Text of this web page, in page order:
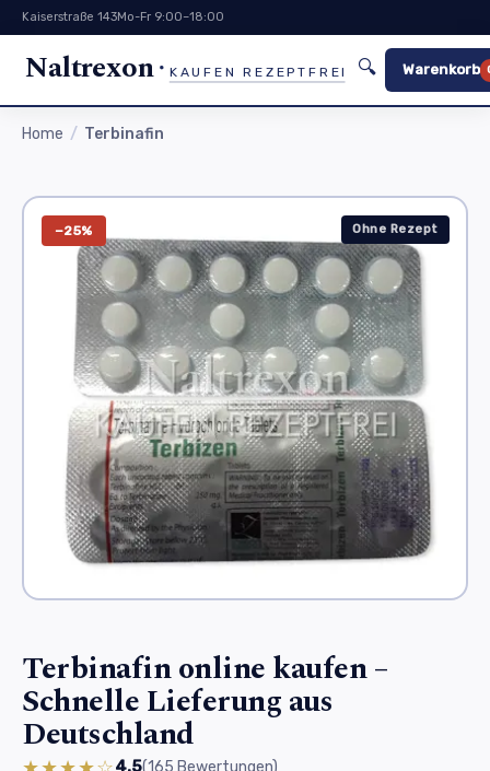
Kaiserstraße 143Mo-Fr 9:00–18:00
Naltrexon KAUFEN REZEPTFREI 🔍 Warenkorb
Home Terbinafin
−25% Ohne Rezept
Terbinafin online kaufen –
Schnelle Lieferung aus
Deutschland
4.5(165 Bewertungen)